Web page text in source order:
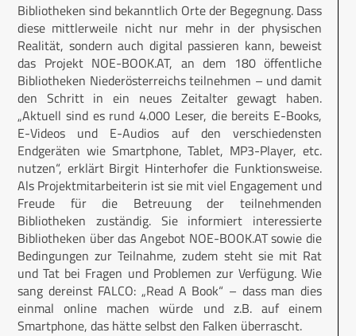
Bibliotheken sind bekanntlich Orte der Begegnung. Dass
diese mittlerweile nicht nur mehr in der physischen
Realität, sondern auch digital passieren kann, beweist
das Projekt NOE-BOOK.AT, an dem 180 öffentliche
Bibliotheken Niederösterreichs teilnehmen – und damit
den Schritt in ein neues Zeitalter gewagt haben.
„Aktuell sind es rund 4.000 Leser, die bereits E-Books,
E-Videos und E-Audios auf den verschiedensten
Endgeräten wie Smartphone, Tablet, MP3-Player, etc.
nutzen“, erklärt Birgit Hinterhofer die Funktionsweise.
Als Projektmitarbeiterin ist sie mit viel Engagement und
Freude für die Betreuung der teilnehmenden
Bibliotheken zuständig. Sie informiert interessierte
Bibliotheken über das Angebot NOE-BOOK.AT sowie die
Bedingungen zur Teilnahme, zudem steht sie mit Rat
und Tat bei Fragen und Problemen zur Verfügung. Wie
sang dereinst FALCO: „Read A Book“ – dass man dies
einmal online machen würde und z.B. auf einem
Smartphone, das hätte selbst den Falken überrascht.